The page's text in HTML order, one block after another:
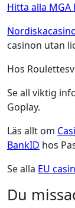
Hitta alla
casinon utan
Hos
Se all viktig
Goplay.
Läs allt om
BankID hos
Se alla EU
Du